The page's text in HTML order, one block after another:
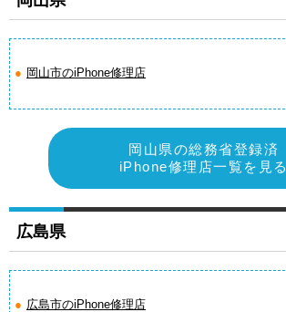
岡山市のiPhone修理店
岡山県の総務省登録済
iPhone修理店一覧を見る
広島県
広島市のiPhone修理店